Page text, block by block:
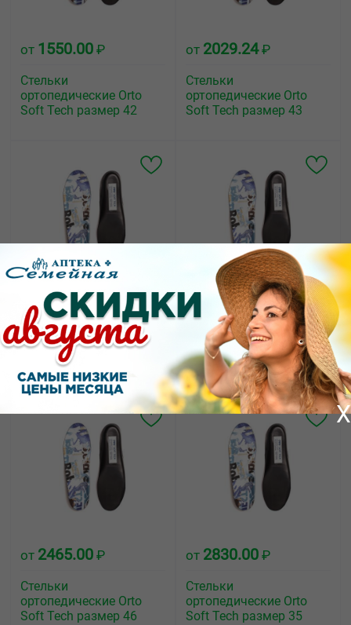
от 1550.00 ₽
Стельки
ортопедические Orto
Soft Tech размер 42
от 2029.24₽
Стельки
ортопедические Orto
Soft Tech размер 43
от 1550.00 ₽
Стельки
ортопедические Orto
Soft Tech размер 44
от 1650.00₽
Стельки
ортопедические Orto
Soft Tech размер 45
от 2465.00 ₽
Стельки
ортопедические Orto
Soft Tech размер 46
от 2830.00 ₽
Стельки
ортопедические Orto
Soft Tech размер 35
X